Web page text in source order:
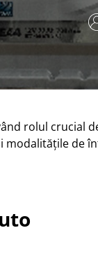
rolul